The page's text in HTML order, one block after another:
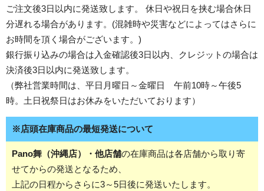
ご注文後3日以内に発送致します。 休日や祝日を挟む場合休日
分遅れる場合があります。(混雑時や災害などによってはさらに
お時間を頂く場合がございます。)
銀行振り込みの場合は入金確認後3日以内、クレジットの場合は
決済後3日以内に発送致します。
（弊社営業時間は、平日月曜日～金曜日 午前10時～午後5
時。土日祝祭日はお休みをいただいております）
※店頭在庫商品の最短発送について
Pano舞（沖縄店）・他店舗の在庫商品は各店舗から取り寄
せてからの発送となるため、
上記の日程からさらに3～5日後に発送いたします。